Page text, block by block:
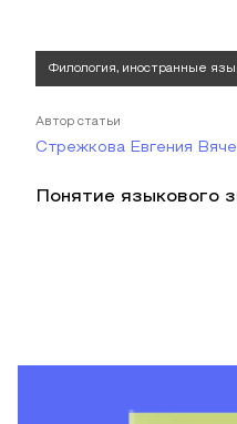
Филология, иностранные
Автор статьи
Стрежкова Евгения
Понятие языкового